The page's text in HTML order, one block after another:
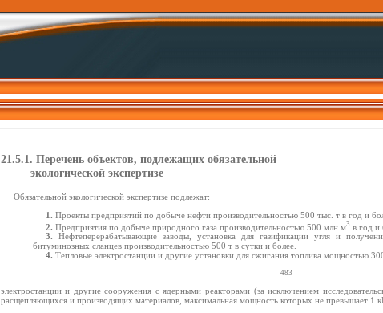
21.5.1. Перечень объектов, подлежащих обязательной
экологической экспертизе
Обязательной экологической экспертизе подлежат:
1. Проекты предприятий по добыче нефти производительностью 500 тыс. т в год и
2. Предприятия по добыче природного газа производительностью 500 млн м3 в год и
3. Нефтеперерабатывающие заводы, установка для газификации угля и
битуминозных сланцев производительностью 500 т в сутки и более.
4. Тепловые электростанции и другие установки для сжигания топлива мощностью
483
электростанции и другие сооружения с ядерными реакторами (за исключением
расщепляющихся и производящих материалов, максимальная мощность которых не превышает 1